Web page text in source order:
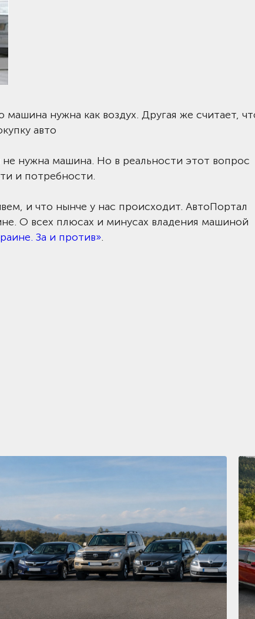
нужна как воздух. Другая же считает,
авто
нужна машина. Но в реальности этот вопрос
и потребности.
и что нынче у нас происходит. АвтоПортал
О всех плюсах и минусах владения машиной
За и против».